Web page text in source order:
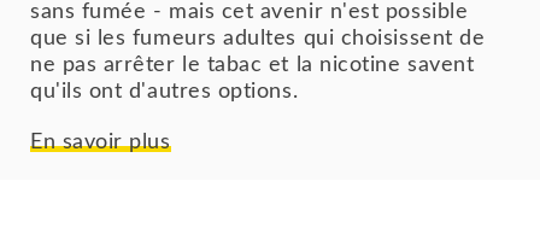
sans fumée - mais cet avenir n'est possible
que si les fumeurs adultes qui choisissent de
ne pas arrêter le tabac et la nicotine savent
qu'ils ont d'autres options.
En savoir plus